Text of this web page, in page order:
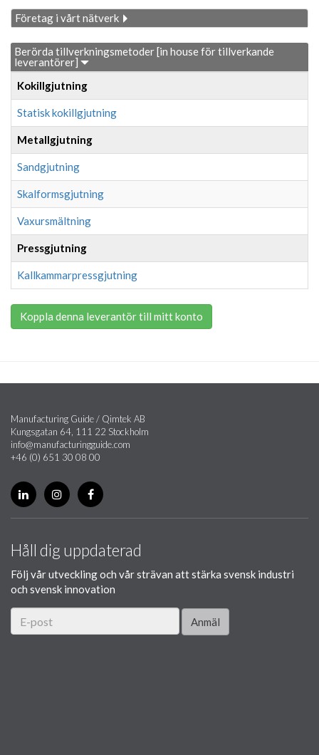
Företag i vårt nätverk
Berörda tillverkningsmetoder [in house för tillverkande
leverantörer]
Kokillgjutning
Statisk kokillgjutning
Metallgjutning
Sandgjutning
Skalformsgjutning
Vaxursmältning
Pressgjutning
Kallkammarpressgjutning
Koppla denna leverantör till mitt konto
Manufacturing Guide / Qimtek AB
Kungsgatan 64, 111 22 Stockholm
info@manufacturingguide.com
+46 (0) 651 30 08 00
Håll dig uppdaterad
Följ vår utveckling och vår strävan att stärka svensk industri
och svensk innovation
Anmäl